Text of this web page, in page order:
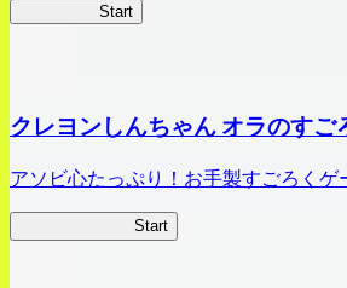
Start
クレヨンしんちゃん オラのすご
アソビ心たっぷり！お手製すごろくゲ
Start